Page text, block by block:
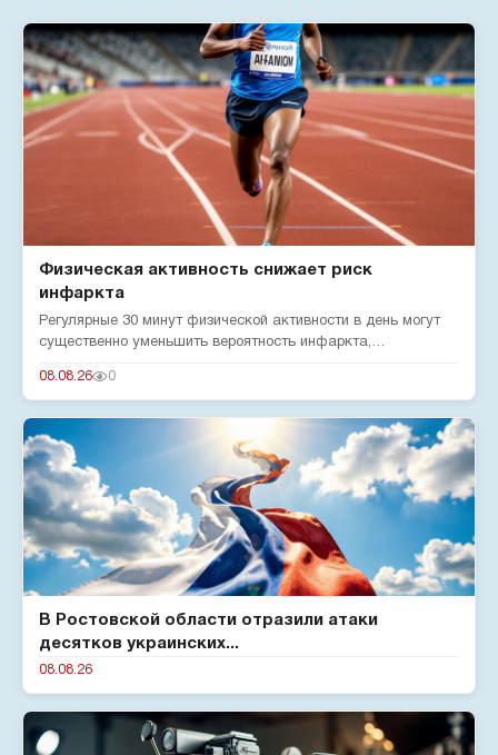
Физическая активность снижает риск
инфаркта
Регулярные 30 минут физической активности в день могут
существенно уменьшить вероятность инфаркта,
08.08.26 0
В Ростовской области отразили атаки
десятков украинских...
08.08.26